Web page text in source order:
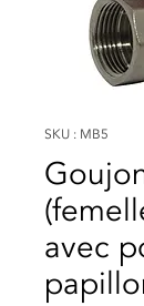
SKU : MB5
avec